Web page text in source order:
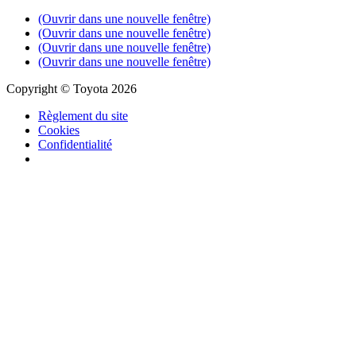
(Ouvrir dans une nouvelle fenêtre)
(Ouvrir dans une nouvelle fenêtre)
(Ouvrir dans une nouvelle fenêtre)
(Ouvrir dans une nouvelle fenêtre)
Copyright © Toyota 2026
Règlement du site
Cookies
Confidentialité